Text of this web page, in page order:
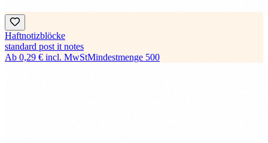
Haftnotizblöcke
standard post it notes
Ab 0,29 € incl. MwStMindestmenge 500